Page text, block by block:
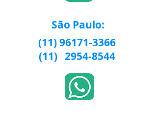
São Paulo:
(11) 96171-3366
(11) 2954-8544